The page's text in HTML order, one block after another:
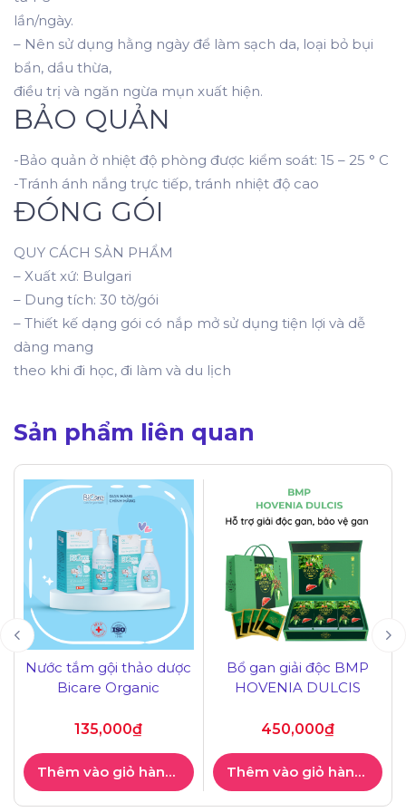
lần/ngày.
– Nên sử dụng hằng ngày để làm sạch da, loại bỏ bụi
bẩn, dầu thừa,
điều trị và ngăn ngừa mụn xuất hiện.
BẢO QUẢN
-Bảo quản ở nhiệt độ phòng được kiểm soát: 15 – 25 ° C
-Tránh ánh nắng trực tiếp, tránh nhiệt độ cao
ĐÓNG GÓI
QUY CÁCH SẢN PHẨM
– Xuất xứ: Bulgari
– Dung tích: 30 tờ/gói
– Thiết kế dạng gói có nắp mở sử dụng tiện lợi và dễ
dàng mang
theo khi đi học, đi làm và du lịch
Sản phẩm liên quan
Nước tắm gội thảo dược
Bicare Organic
135,000₫
Thêm vào giỏ hàng
Bổ gan giải độc BMP
HOVENIA DULCIS
450,000₫
Thêm vào giỏ hàng